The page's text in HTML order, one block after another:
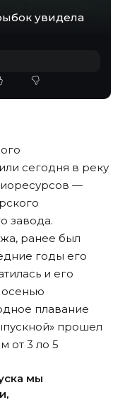
увидела
сегодня в реку
—
завода.
ранее был
годы его
и его
осенью
плавание
прошел
от 3 ло 5
мы